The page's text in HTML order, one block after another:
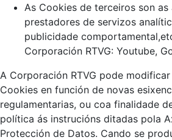
As Cookies de terceiros son
prestadores de servizos
publicidade
Corporación RTVG: Youtube,
A Corporación RTVG pode
Cookies en función de novas
regulamentarias, ou coa finalidade
política ás instrucións ditadas pola
Protección de Datos. Cando se